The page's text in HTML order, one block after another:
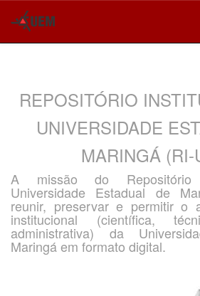
REPOSITÓRIO
UNIVERSIDADE
MARINGÁ (RI-
A missão do Repositório
Universidade Estadual de
reunir, preservar e permitir o
institucional (científica,
administrativa) da
Maringá em formato digital.